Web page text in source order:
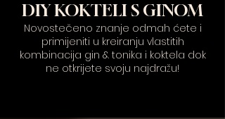
DIY KOKTELI S GINOM
Novostečeno znanje odmah ćete i
primijeniti u kreiranju vlastitih
kombinacija gin & tonika i koktela dok
ne otkrijete svoju najdražu!